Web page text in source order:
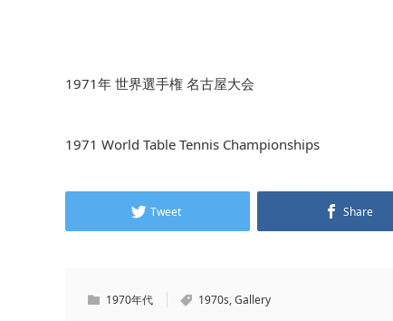
1971年 世界選手権 名古屋大会
1971 World Table Tennis Championships
Tweet Share
1970年代 1970s,Gallery